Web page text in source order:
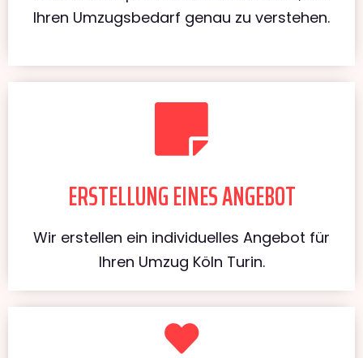
Ihren Umzugsbedarf genau zu verstehen.
ERSTELLUNG EINES ANGEBOT
Wir erstellen ein individuelles Angebot für
Ihren Umzug Köln Turin.